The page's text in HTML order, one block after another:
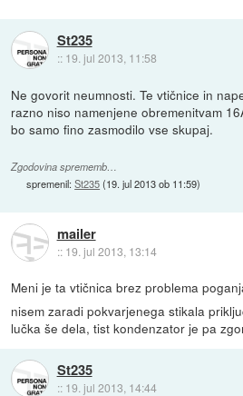
St235
:: 19. jul 2013, 11:58
Ne govorit neumnosti. Te vtičnice in
razno niso namenjene obremenitvam
bo samo fino zasmodilo vse skupaj.
Zgodovina sprememb…
spremenil:St235(19. jul 2013 ob 11:59)
mailer
:: 19. jul 2013, 13:14
Meni je ta vtičnica brez problema
nisem zaradi pokvarjenega stikala
lučka še dela, tist kondenzator je pa
St235
:: 19. jul 2013, 14:44